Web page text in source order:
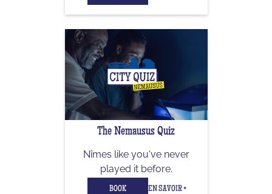
The Nemausus Quiz
Nîmes like you've never
played it before.
BOOK EN SAVOIR +